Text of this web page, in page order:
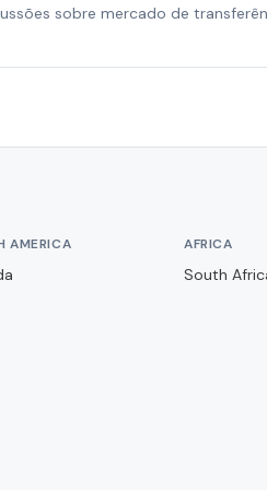
sobre mercado de
AMERICA AFRICA
South